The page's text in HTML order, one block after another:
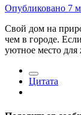
Опубликовано 7
Свой дом на
чем в городе.
уютное место
Цитата